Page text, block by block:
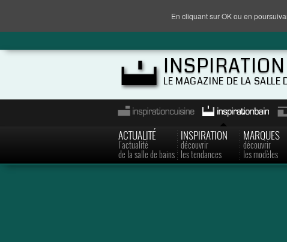
LE MAGAZINE DE LA SALLE
ACTUALITÉ
l'actualité
de la salle de bains
INSPIRATION
découvrir
les tendances
MARQUES
découvrir
les modèles
En cliquant sur OK ou en